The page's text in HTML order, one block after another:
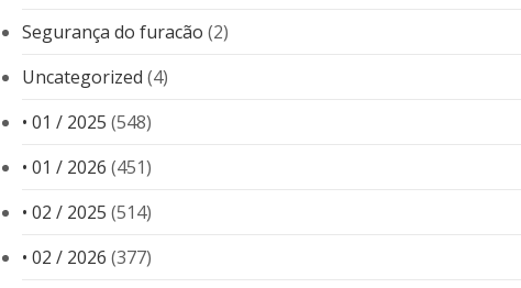
Segurança do furacão (2)
Uncategorized (4)
• 01 / 2025 (548)
• 01 / 2026 (451)
• 02 / 2025 (514)
• 02 / 2026 (377)